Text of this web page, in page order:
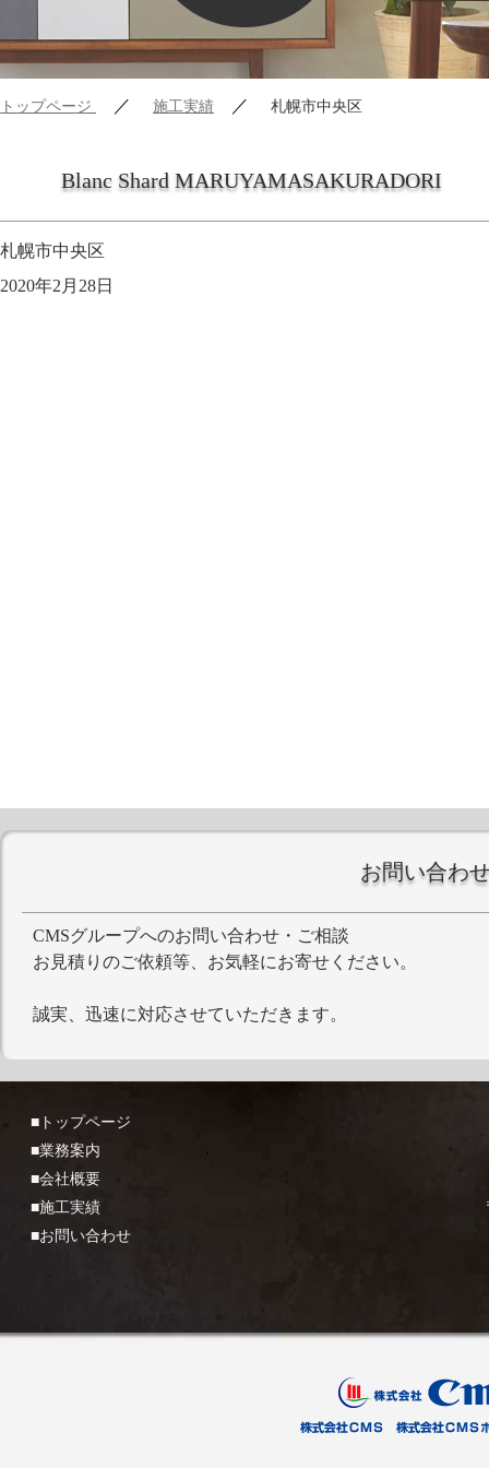
トップページ ／ 施工実績 ／ 札幌市中央区
Blanc Shard MARUYAMASAKURADORI
札幌市中央区
2020年2月28日
お問い合わ
CMSグループへのお問い合わせ・ご相談
お見積りのご依頼等、お気軽にお寄せください。
誠実、迅速に対応させていただきます。
■トップページ
■業務案内
■会社概要
■施工実績
■お問い合わせ